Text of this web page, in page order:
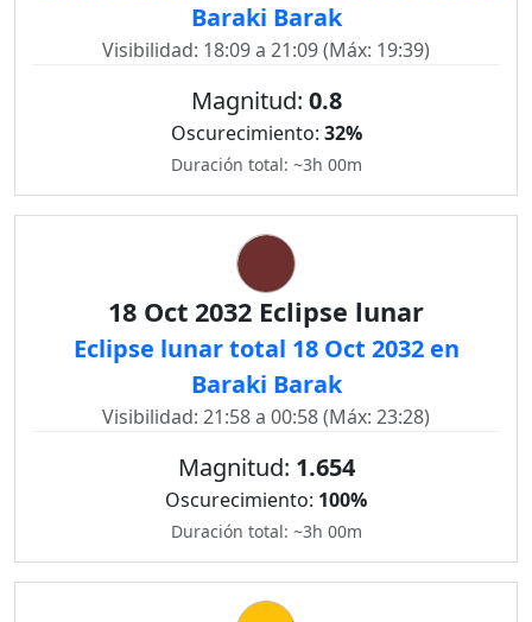
Baraki Barak
Visibilidad: 18:09 a 21:09 (Máx: 19:39)
Magnitud: 0.8
Oscurecimiento: 32%
Duración total: ~3h 00m
18 Oct 2032 Eclipse lunar
Eclipse lunar total 18 Oct 2032 en
Baraki Barak
Visibilidad: 21:58 a 00:58 (Máx: 23:28)
Magnitud: 1.654
Oscurecimiento: 100%
Duración total: ~3h 00m